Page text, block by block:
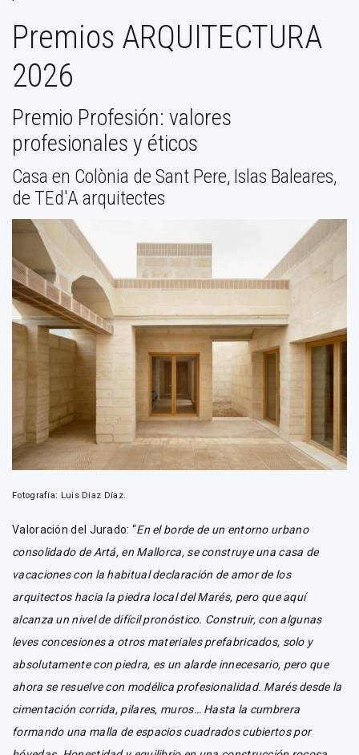
Premios ARQUITECTURA
2026
Premio Profesión: valores
profesionales y éticos
Casa en Colònia de Sant Pere, Islas Baleares,
de TEd'A arquitectes
Fotografía: Luis Díaz Díaz.
Valoración del Jurado: “En el borde de un entorno urbano
consolidado de Artá, en Mallorca, se construye una casa de
vacaciones con la habitual declaración de amor de los
arquitectos hacia la piedra local del Marés, pero que aquí
alcanza un nivel de difícil pronóstico. Construir, con algunas
leves concesiones a otros materiales prefabricados, solo y
absolutamente con piedra, es un alarde innecesario, pero que
ahora se resuelve con modélica profesionalidad. Marés desde la
cimentación corrida, pilares, muros… Hasta la cumbrera
formando una malla de espacios cuadrados cubiertos por